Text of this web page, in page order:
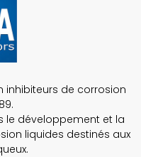
inhibiteurs de corrosion
le développement et la
liquides destinés aux